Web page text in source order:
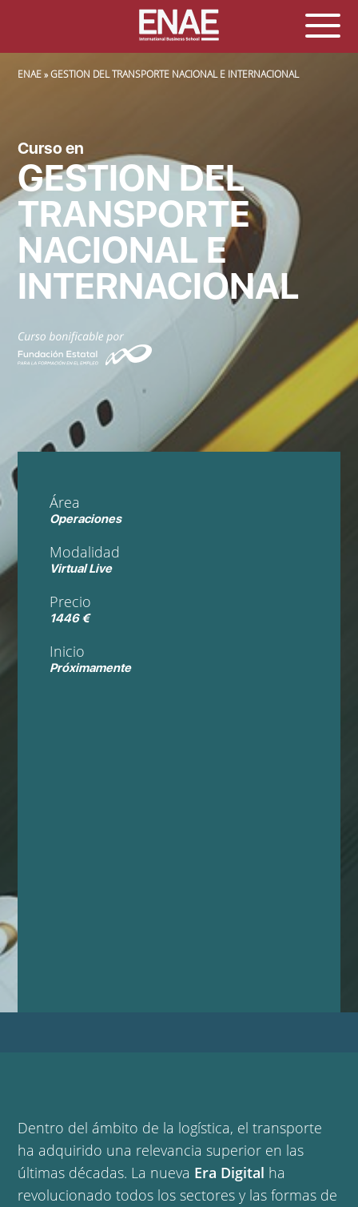
SOBRESCRIBIR ENLACES DE AYUDA A LA NAVEGACIÓN
ENAE GESTION DEL TRANSPORTE NACIONAL E INTERNACIONAL
Curso en
GESTION DEL
TRANSPORTE
NACIONAL E
INTERNACIONAL
Área
Operaciones
Modalidad
Virtual Live
Precio
1446 €
Inicio
Próximamente
Dentro del ámbito de la logística, el transporte
ha adquirido una relevancia superior en las
últimas décadas. La nueva Era Digital ha
revolucionado todos los sectores y las formas de